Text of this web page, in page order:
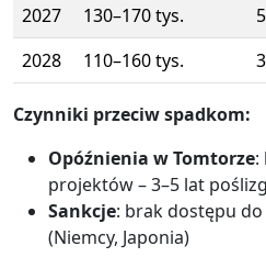
2027 130–170 tys.
2028
110–160 tys.
Czynniki przeciw spadkom:
Opóźnienia w Tomtorze:
projektów – 3–5 lat
Sankcje: brak dostępu
(Niemcy, Japonia)